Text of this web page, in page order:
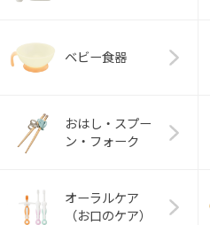
ベビー食器
おはし・スプー
ン・フォーク
オーラルケア
（お口のケア）